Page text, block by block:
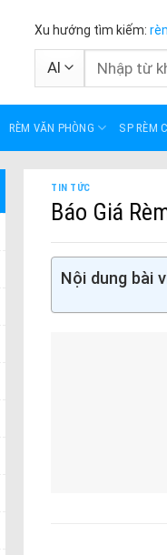
Xu hướng tìm kiếm:
Tìm
RÈM VĂN PHÒNG SP RÈM
TIN TỨC
Báo Giá
Nội dung bài